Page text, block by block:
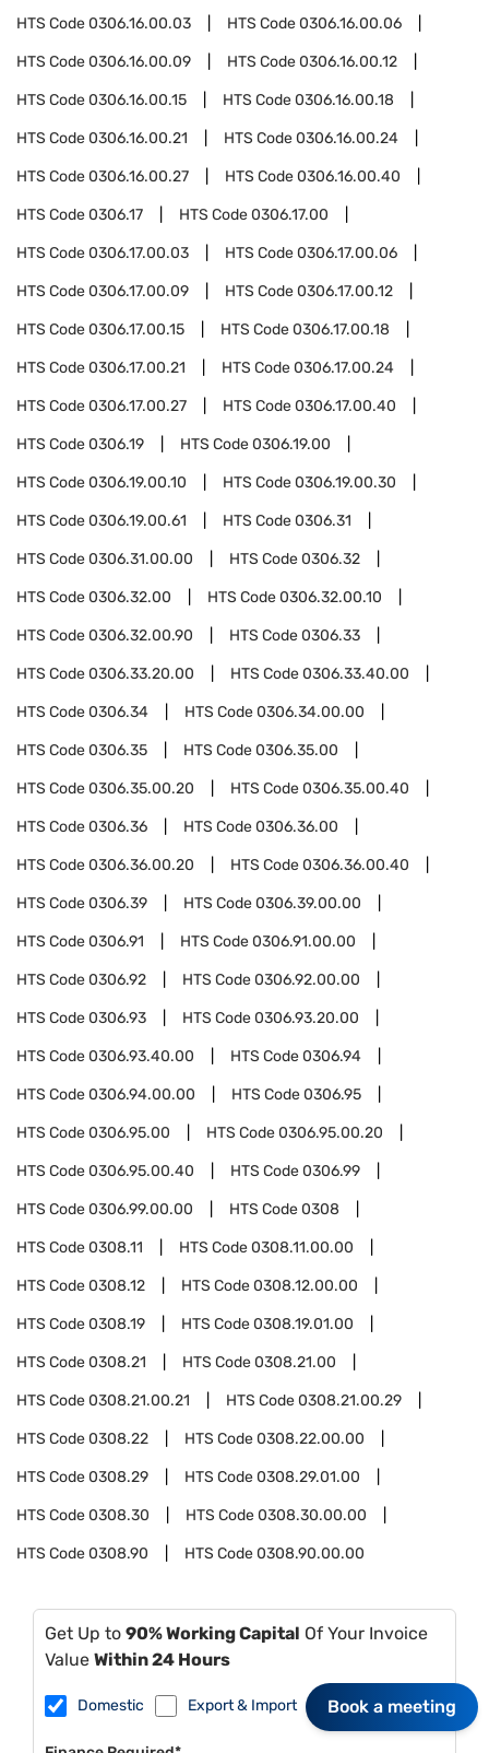
HTS Code0306.16.00.03 HTS Code0306.16.00.06
HTS Code0306.16.00.09 HTS Code0306.16.00.12
HTS Code0306.16.00.15 HTS Code0306.16.00.18
HTS Code0306.16.00.21 HTS Code0306.16.00.24
HTS Code0306.16.00.27 HTS Code0306.16.00.40
HTS Code0306.17 HTS Code0306.17.00
HTS Code0306.17.00.03 HTS Code0306.17.00.06
HTS Code0306.17.00.09 HTS Code0306.17.00.12
HTS Code0306.17.00.15 HTS Code0306.17.00.18
HTS Code0306.17.00.21 HTS Code0306.17.00.24
HTS Code0306.17.00.27 HTS Code0306.17.00.40
HTS Code0306.19 HTS Code0306.19.00
HTS Code0306.19.00.10 HTS Code0306.19.00.30
HTS Code0306.19.00.61 HTS Code0306.31
HTS Code0306.31.00.00 HTS Code0306.32
HTS Code0306.32.00 HTS Code0306.32.00.10
HTS Code0306.32.00.90 HTS Code0306.33
HTS Code0306.33.20.00 HTS Code0306.33.40.00
HTS Code0306.34 HTS Code0306.34.00.00
HTS Code0306.35 HTS Code0306.35.00
HTS Code0306.35.00.20 HTS Code0306.35.00.40
HTS Code0306.36 HTS Code0306.36.00
HTS Code0306.36.00.20 HTS Code0306.36.00.40
HTS Code0306.39 HTS Code0306.39.00.00
HTS Code0306.91 HTS Code0306.91.00.00
HTS Code0306.92 HTS Code0306.92.00.00
HTS Code0306.93 HTS Code0306.93.20.00
HTS Code0306.93.40.00 HTS Code0306.94
HTS Code0306.94.00.00 HTS Code0306.95
HTS Code0306.95.00 HTS Code0306.95.00.20
HTS Code0306.95.00.40 HTS Code0306.99
HTS Code0306.99.00.00 HTS Code0308
HTS Code0308.11 HTS Code0308.11.00.00
HTS Code0308.12 HTS Code0308.12.00.00
HTS Code0308.19 HTS Code0308.19.01.00
HTS Code0308.21 HTS Code0308.21.00
HTS Code0308.21.00.21 HTS Code0308.21.00.29
HTS Code0308.22 HTS Code0308.22.00.00
HTS Code0308.29 HTS Code0308.29.01.00
HTS Code0308.30 HTS Code0308.30.00.00
HTS Code0308.90 HTS Code0308.90.00.00
Get Up to 90% Working Capital Of Your Invoice
Value Within 24 Hours
Domestic Export & Import Book a meeting